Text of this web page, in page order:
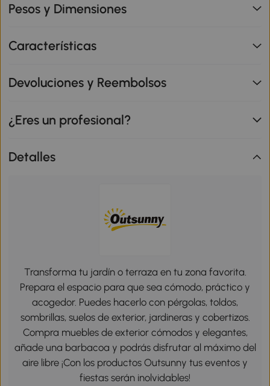
Pesos y Dimensiones
Características
Devoluciones y Reembolsos
¿Eres un profesional?
Detalles
Transforma tu jardín o terraza en tu zona favorita.
Prepara el espacio para que sea cómodo, práctico y
acogedor. Puedes hacerlo con pérgolas, toldos,
sombrillas, suelos de exterior, jardineras y cobertizos.
Compra muebles de exterior cómodos y elegantes,
añade una barbacoa y podrás disfrutar al máximo del
aire libre ¡Con los productos Outsunny tus eventos y
fiestas serán inolvidables!